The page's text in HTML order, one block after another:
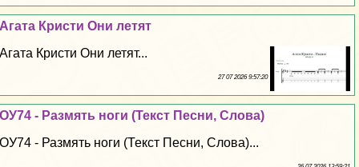
Агата Кристи Они летят
Агата Кристи Они летят...
27 07 2026 9:57:20
ОУ74 - Размять ноги (Текст Песни, Слова)
ОУ74 - Размять ноги (Текст Песни, Слова)...